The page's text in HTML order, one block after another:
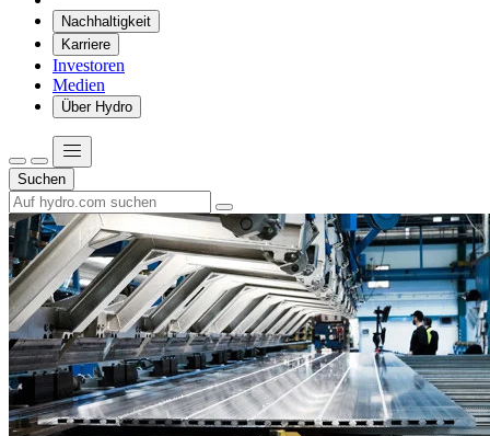
Nachhaltigkeit
Karriere
Investoren
Medien
Über Hydro
Suchen